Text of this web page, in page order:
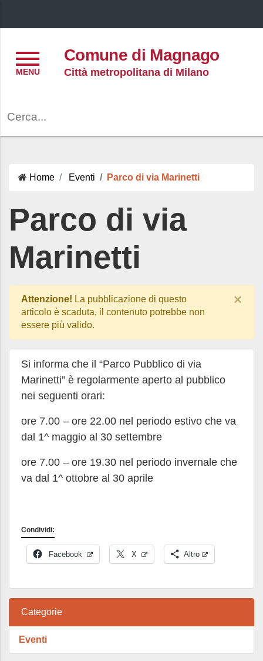
Comune di Magnago
Città metropolitana di Milano
Home Eventi Parco di via Marinetti
Parco di via
Marinetti
Attenzione! La pubblicazione di questo
articolo è scaduta, il contenuto potrebbe non
essere più valido.
×
Si informa che il “Parco Pubblico di via
Marinetti” è regolarmente aperto al pubblico
nei seguenti orari:
ore 7.00 – ore 22.00 nel periodo estivo che va
dal 1^ maggio al 30 settembre
ore 7.00 – ore 19.30 nel periodo invernale che
va dal 1^ ottobre al 30 aprile
Condividi:
Facebook X Altro
Categorie
Eventi